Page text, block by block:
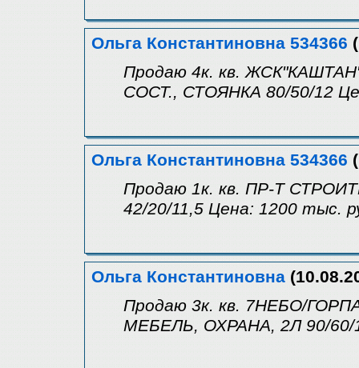
Ольга Константиновна 534366
Продаю 4к. кв.
СОСТ., СТОЯНКА 80/50/12
Ольга Константиновна 534366
Продаю 1к. кв. ПР-Т
42/20/11,5 Цена: 1200 тыс.
Ольга Константиновна
Продаю 3к. кв. 7НЕБО/
МЕБЕЛЬ, ОХРАНА, 2Л 90/60/